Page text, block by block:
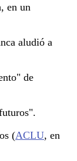
en un
aludió a
de
(ACLU, en